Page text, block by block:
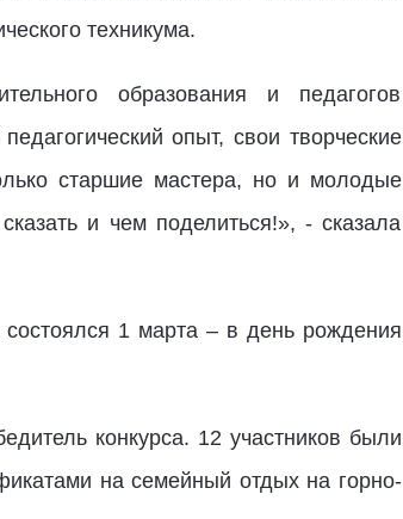
техникума.
образования и педагогов
опыт, свои творческие
старшие мастера, но и молодые
и чем поделиться!», - сказала
состоялся 1 марта – в день рождения
конкурса. 12 участников были
на семейный отдых на горно-